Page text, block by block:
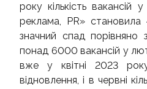
року кількість вакансій
реклама, PR»
значний спад
понад 6000 вакансій у
вже у квітні 2023
відновлення, і в червні